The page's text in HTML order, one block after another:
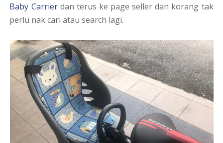
Baby Carrierdan terus ke page seller dan korang tak
perlu nak cari atau search lagi.